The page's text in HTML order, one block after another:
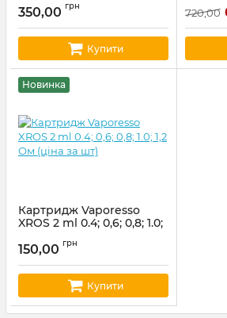
350,00 грн
Купити
720,00
Новинка
Картридж Vaporesso
XROS 2 ml 0.4; 0,6; 0,8; 1.0;
Артикул: vapor02
150,00 грн
Купити